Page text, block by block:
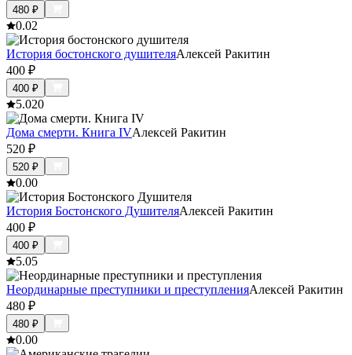
480 ₽
0.02
История бостонского душителяАлексей Ракитин
400 ₽
400 ₽
5.020
Дома смерти. Книга IVАлексей Ракитин
520 ₽
520 ₽
0.00
История Бостонского ДушителяАлексей Ракитин
400 ₽
400 ₽
5.05
Неординарные преступники и преступленияАлексей Ракитин
480 ₽
480 ₽
0.00